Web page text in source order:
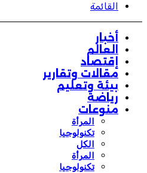
القائمة
أخبار
العالم
إقتصاد
مقالات وتقارير
بيئة وتعليم
رياضة
منوعات
المرأة
تكنولوجيا
الكل
المرأة
تكنولوجيا